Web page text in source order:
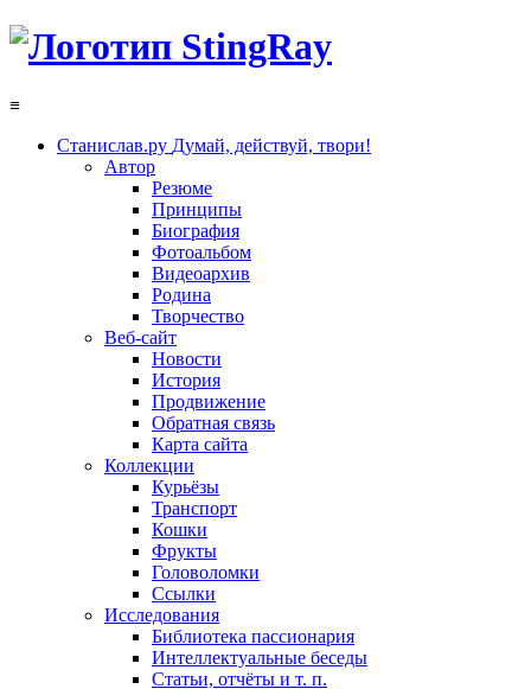
≡
Станислав.ру Думай, действуй, твори!
Автор
Резюме
Принципы
Биография
Фотоальбом
Видеоархив
Родина
Творчество
Веб-сайт
Новости
История
Продвижение
Обратная связь
Карта сайта
Коллекции
Курьёзы
Транспорт
Кошки
Фрукты
Головоломки
Ссылки
Исследования
Библиотека пассионария
Интеллектуальные беседы
Статьи, отчёты и т. п.